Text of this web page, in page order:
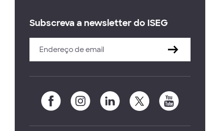
Subscreva a newsletter do ISEG